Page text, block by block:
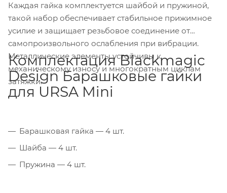
Каждая гайка комплектуется шайбой и пружиной,
такой набор обеспечивает стабильное прижимное
усилие и защищает резьбовое соединение от
самопроизвольного ослабления при вибрации.
Металлические элементы устойчивы к
механическому износу и многократным циклам
затяжки.
Комплектация Blackmagic
Design Барашковые гайки
для URSA Mini
Барашковая гайка — 4 шт.
Шайба — 4 шт.
Пружина — 4 шт.